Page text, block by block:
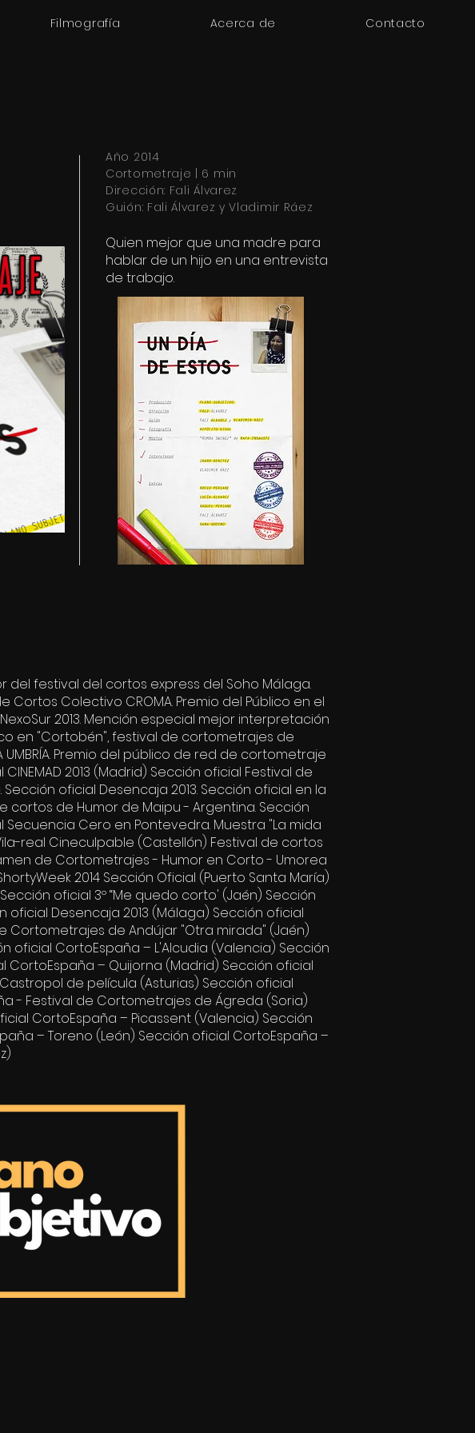
Filmografía Acerca de Contacto
Año 2014
Cortometraje | 6 min
Dirección: Fali Álvarez
Guión: Fali Álvarez y Vladimir Ráez
Quien mejor que una madre para
hablar de un hijo en una entrevista
de trabajo.
del festival del cortos express del Soho Málaga.
Colectivo CROMA. Premio del Público en el
2013. Mención especial mejor interpretación
en "Cortobén", festival de cortometrajes de
Premio del público de red de cortometraje
2013 (Madrid) Sección oficial Festival de
oficial Desencaja 2013. Sección oficial en la
cortos de Humor de Maipu - Argentina. Sección
Cero en Pontevedra. Muestra "La mida
real Cineculpable (Castellón) Festival de cortos
de Cortometrajes - Humor en Corto - Umorea
2014 Sección Oficial (Puerto Santa María)
oficial 3º “Me quedo corto' (Jaén) Sección
oficial Desencaja 2013 (Málaga) Sección oficial
Cortometrajes de Andújar "Otra mirada" (Jaén)
oficial CortoEspaña – L'Alcudia (Valencia) Sección
– Quijorna (Madrid) Sección oficial
de película (Asturias) Sección oficial
- Festival de Cortometrajes de Ágreda (Soria)
CortoEspaña – Picassent (Valencia) Sección
– Toreno (León) Sección oficial CortoEspaña –